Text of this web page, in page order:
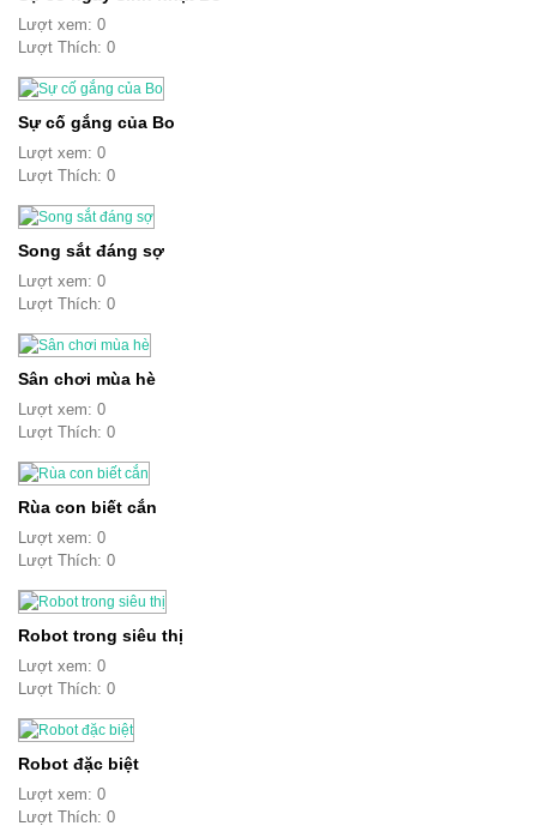
Lượt xem: 0
Lượt Thích: 0
Sự cố gắng của Bo
Lượt xem: 0
Lượt Thích: 0
Song sắt đáng sợ
Lượt xem: 0
Lượt Thích: 0
Sân chơi mùa hè
Lượt xem: 0
Lượt Thích: 0
Rùa con biết cắn
Lượt xem: 0
Lượt Thích: 0
Robot trong siêu thị
Lượt xem: 0
Lượt Thích: 0
Robot đặc biệt
Lượt xem: 0
Lượt Thích: 0